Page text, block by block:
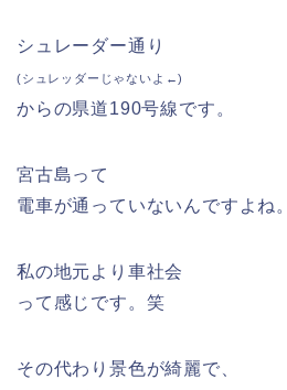
シュレーダー通り
(シュレッダーじゃないよ←)
からの県道190号線です。
宮古島って
電車が通っていないんですよね。
私の地元より車社会
って感じです。笑
その代わり景色が綺麗で、